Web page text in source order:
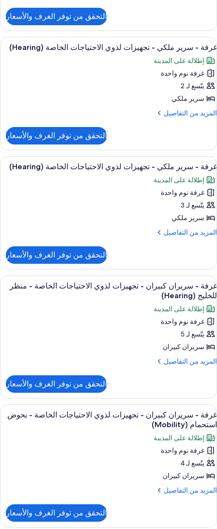
الاحتياجات
الخاصة
-
بحوض
استحمام
إستديو
سرير
ملكي
-
تجهيزات
لذوي
الاحتياجات
الخاصة
بحوض
التحقق من توفر الغرف والأسعار
استعراض
جميع
صور
غرفة
-
سرير
ملكي
لذوي
الاحتياجات
الخاصة
(Hearing)
أغطية فراش متميزة وألحفة محشوة
3
غرفة - سرير ملكي - تجهيزات لذوي الاحتياجات الخاصة (Hearing)
إطلالة على المدينة
غرفة نوم واحدة
يتّسع لـ 2
سرير ملكي
المزيد من التفاصيل
المزيد
غرفة
سرير
ملكي
-
تجهيزات
لذوي
الاحتياجات
الخاصة
التحقق من توفر الغرف والأسعار
استعراض
جميع
صور
غرفة
-
سرير
ملكي
لذوي
الاحتياجات
الخاصة
(Hearing)
أغطية فراش متميزة وألحفة محشوة
3
غرفة - سرير ملكي - تجهيزات لذوي الاحتياجات الخاصة (Hearing)
إطلالة على المدينة
غرفة نوم واحدة
يتّسع لـ 3
سرير ملكي
المزيد من التفاصيل
المزيد
غرفة
سرير
ملكي
تجهيزات
لذوي
الاحتياجات
الخاصة
التحقق من توفر الغرف والأسعار
استعراض
جميع
صور
غرفة
-
سريران
كبيران
-
الاحتياجات
الخاصة
-
منظر
للخليج
أغطية فراش متميزة وألحفة محشوة
3
غرفة - سريران كبيران - تجهيزات لذوي الاحتياجات الخاصة - منظر
للخليج (Hearing)
إطلالة على المدينة
غرفة نوم واحدة
يتّسع لـ 5
سريران كبيران
المزيد من التفاصيل
المزيد
غرفة
سريران
كبيران
تجهيزات
لذوي
الاحتياجات
الخاصة
-
للخليج
التحقق من توفر الغرف والأسعار
استعراض
جميع
صور
غرفة
-
سريران
كبيران
-
الاحتياجات
أغطية فراش متميزة وألحفة محشوة
3
غرفة - سريران كبيران - تجهيزات لذوي الاحتياجات الخاصة - بحوض
استحمام (Mobility)
إطلالة على المدينة
غرفة نوم واحدة
يتّسع لـ 4
سريران كبيران
المزيد من التفاصيل
المزيد
غرفة
التحقق من توفر الغرف والأسعار